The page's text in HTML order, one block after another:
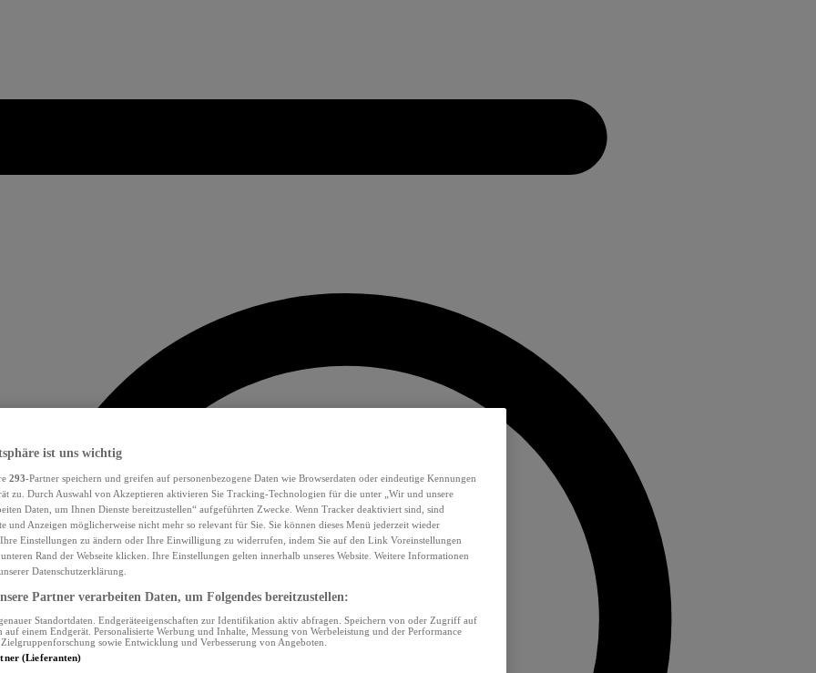
ist uns wichtig
293-Partner speichern und greifen auf personenbezogene Daten wie Browserdaten oder eindeutige Kennungen
zu. Durch Auswahl von Akzeptieren aktivieren Sie Tracking-Technologien für die unter „Wir und unsere
Daten, um Ihnen Dienste bereitzustellen“ aufgeführten Zwecke. Wenn Tracker deaktiviert sind, sind
und Anzeigen möglicherweise nicht mehr so relevant für Sie. Sie können dieses Menü jederzeit wieder
Einstellungen zu ändern oder Ihre Einwilligung zu widerrufen, indem Sie auf den Link Voreinstellungen
Rand der Webseite klicken. Ihre Einstellungen gelten innerhalb unseres Website. Weitere Informationen
Datenschutzerklärung.
Partner verarbeiten Daten, um Folgendes bereitzustellen:
Standortdaten. Endgeräteeigenschaften zur Identifikation aktiv abfragen. Speichern von oder Zugriff auf
einem Endgerät. Personalisierte Werbung und Inhalte, Messung von Werbeleistung und der Performance
sowie Entwicklung und Verbesserung von Angeboten.
(Lieferanten)